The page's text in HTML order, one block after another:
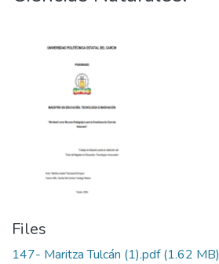
Files
147- Maritza Tulcán (1).pdf(1.62 MB)